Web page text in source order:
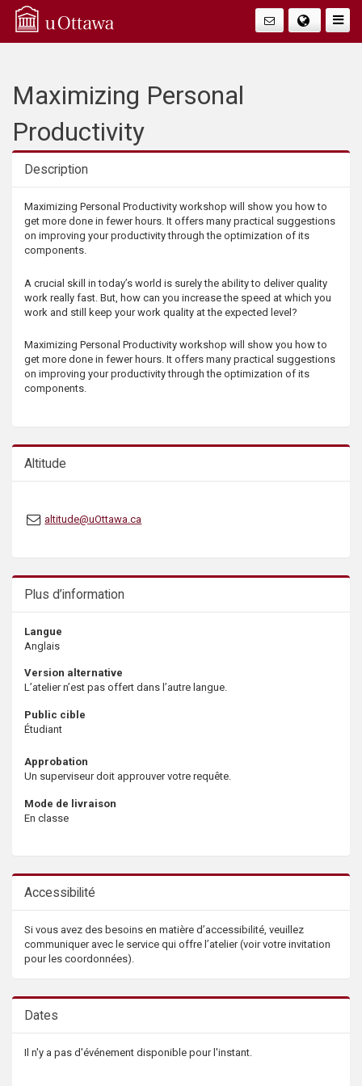
Q
Faire
Maximizing Personal
Productivity
Description
Description
Maximizing Personal Productivity workshop will show you how to
get more done in fewer hours. It offers many practical suggestions
on improving your productivity through the optimization of its
components.
A crucial skill in today’s world is surely the ability to deliver quality
work really fast. But, how can you increase the speed at which you
work and still keep your work quality at the expected level?
Maximizing Personal Productivity workshop will show you how to
get more done in fewer hours. It offers many practical suggestions
on improving your productivity through the optimization of its
components.
Altitude
altitude@uOttawa.ca
Plus d’information
Langue
Anglais
Version alternative
L’atelier n’est pas offert dans l’autre langue.
Public cible
Étudiant
Approbation
Un superviseur doit approuver votre requête.
Mode de livraison
En classe
Accessibilité
Si vous avez des besoins en matière d’accessibilité, veuillez
communiquer avec le service qui offre l’atelier (voir votre invitation
pour les coordonnées).
Dates
Il n'y a pas d'événement disponible pour l'instant.